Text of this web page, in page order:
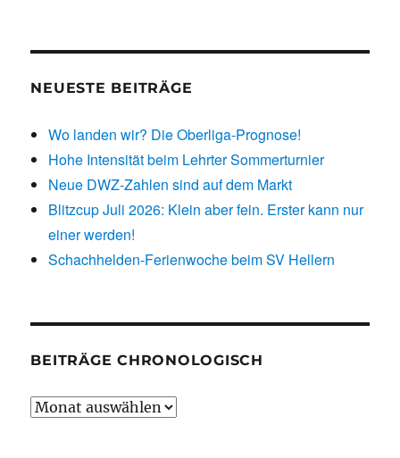
NEUESTE BEITRÄGE
Wo landen wir? Die Oberliga-Prognose!
Hohe Intensität beim Lehrter Sommerturnier
Neue DWZ-Zahlen sind auf dem Markt
Blitzcup Juli 2026: Klein aber fein. Erster kann nur
einer werden!
Schachhelden-Ferienwoche beim SV Hellern
BEITRÄGE CHRONOLOGISCH
Beiträge